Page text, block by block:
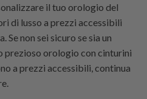
il tuo orologio del
di lusso a prezzi accessibili
Se non sei sicuro se sia un
prezioso orologio con cinturini
a prezzi accessibili, continua